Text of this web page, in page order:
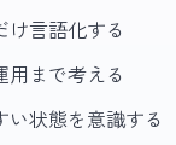
け言語化する
まで考える
状態を意識する